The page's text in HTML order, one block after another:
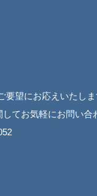
要望にお応えいたしま
てお気軽にお問い合